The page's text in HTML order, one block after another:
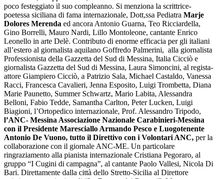
poco festeggiato il suo compleanno. Si menziona la scrittrice-
poetessa siciliana di fama internazionale, Dott,ssa Pediatra Marje
Dolores Merenda ed ancora Antonio Guarna, Teo Ricciardella,
Gino Borrelli, Mauro Nardi, Lillo Montoleone, cantante Enrico
Leonello in arte Delè. Contributo di enorme efficacia per gli italiani
all’estero al giornalista aquilano Goffredo Palmerini, alla giornalista
Professionista della Gazzetta del Sud di Messina, Italia Cicciò e
giornalista Gazzetta del Sud di Messina, Laura Simoncini, al regista-
attore Giampiero Cicciò, a Patrizio Sala, Michael Castaldo, Vanessa
Racci, Francesca Cavalieri, Jenna Esposito, Luigi Trombetta, Diana
Marie Paunetto, Summer Schwartz, Mario Labita, Alessandra
Belloni, Fabio Tedde, Samantha Carlton, Peter Lucken, Luigi
Biagioni, l’Ortopedico internazionale, Prof. Alessandro Tripodo,
l’ANC- Messina Associazione Nazionale Carabinieri-Messina
con il Presidente Maresciallo Armando Pesco e Luogotenente
Antonio De Vuono, tutto il Direttivo con i Volontari ANC, per la
collaborazione con il giornale ANC-ME. Un particolare
ringraziamento alla pianista internazionale Cristiana Pegoraro, al
gruppo “I Cugini di campagna”, al cantante Paolo Vallesi, Nicola Di
Bari. Direttamente dalla città dello Stretto-Sicilia al Direttore